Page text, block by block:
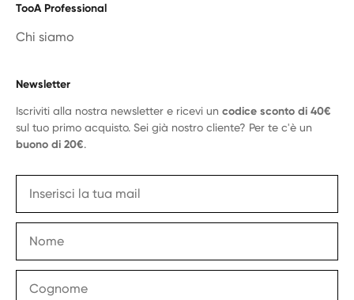
TooA Professional
Chi siamo
Newsletter
Iscriviti alla nostra newsletter e ricevi un codice sconto di 40€
sul tuo primo acquisto. Sei già nostro cliente? Per te c'è un
buono di 20€.